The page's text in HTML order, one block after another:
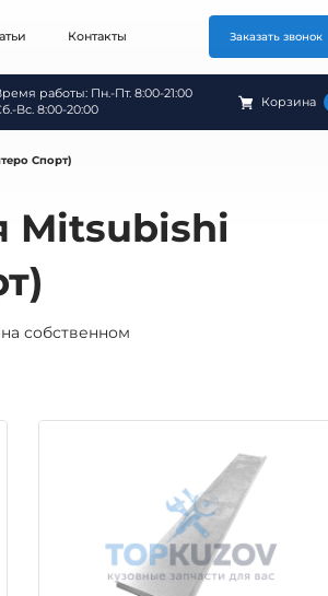
Контакты Заказать звонок
работы: Пн.-Пт. 8:00-21:00
Вс. 8:00-20:00
Корзина
Спорт)
Mitsubishi
собственном